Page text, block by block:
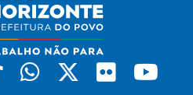
TiktokWhatsapp
X Flickr